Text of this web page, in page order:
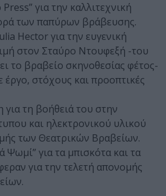
για την καλλιτεχνική
των παπύρων βράβευσης.
Hector για την ευγενική
στον Σταύρο Ντουφεξή -του
το βραβείο σκηνοθεσίας φέτος-
έργο, στόχους και προοπτικές
τη βοήθειά του στην
και ηλεκτρονικού υλικού
των Θεατρικών Βραβείων.
για τα μπισκότα και τα
για την τελετή απονομής